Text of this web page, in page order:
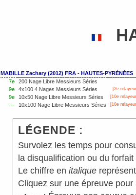
MABILLE Zachary (2012) FRA - HAUTES-PYRÉNÉES
7e
200 Nage Libre Messieurs Séries
9e
4x100 4 Nages Messieurs Séries [2e
9e 10x50 Nage Libre Messieurs Séries [10e
--- 10x100 Nage Libre Messieurs Séries [10e
LÉGENDE :
Survolez les temps pour
la disqualification ou du forfait
Le chiffre en italique
Cliquez sur une épreuve